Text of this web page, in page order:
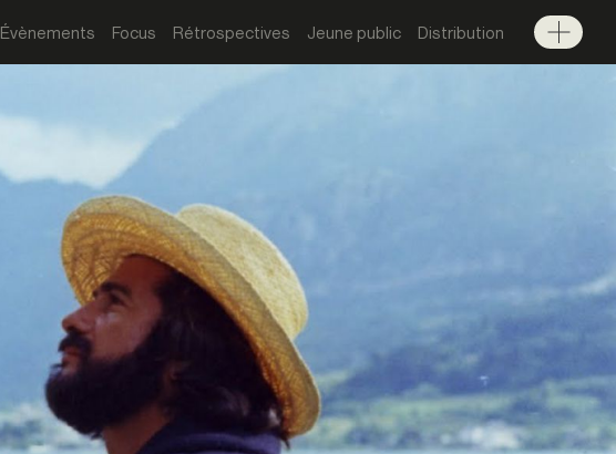
Évènements Focus Rétrospectives Jeune public Distribution
Menu